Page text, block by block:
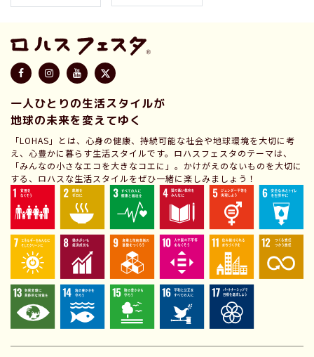
一人ひとりの生活スタイルが
地球の未来を変えてゆく
「LOHAS」とは、心身の健康、持続可能な社会や地球環境を大切に考
え、心豊かに暮らす生活スタイルです。ロハスフェスタのテーマは、
「みんなの小さなエコを大きなコエに」。かけがえのないものを大切に
する、ロハスな生活スタイルをぜひ一緒に楽しみましょう！